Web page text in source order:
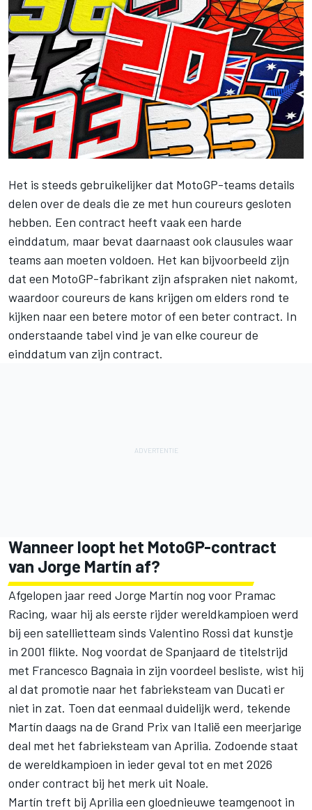
Het is steeds gebruikelijker dat MotoGP-teams details
delen over de deals die ze met hun coureurs gesloten
hebben. Een contract heeft vaak een harde
einddatum, maar bevat daarnaast ook clausules waar
teams aan moeten voldoen. Het kan bijvoorbeeld zijn
dat een MotoGP-fabrikant zijn afspraken niet nakomt,
waardoor coureurs de kans krijgen om elders rond te
kijken naar een betere motor of een beter contract. In
onderstaande tabel vind je van elke coureur de
einddatum van zijn contract.
Wanneer loopt het MotoGP-contract
van Jorge Martín af?
Afgelopen jaar reed Jorge Martín nog voor Pramac
Racing, waar hij als eerste rijder wereldkampioen werd
bij een satellietteam sinds Valentino Rossi dat kunstje
in 2001 flikte. Nog voordat de Spanjaard de titelstrijd
met Francesco Bagnaia in zijn voordeel besliste, wist hij
al dat promotie naar het fabrieksteam van Ducati er
niet in zat. Toen dat eenmaal duidelijk werd, tekende
Martín daags na de Grand Prix van Italië een meerjarige
deal met het fabrieksteam van Aprilia. Zodoende staat
de wereldkampioen in ieder geval tot en met 2026
onder contract bij het merk uit Noale.
Martín treft bij Aprilia een gloednieuwe teamgenoot in